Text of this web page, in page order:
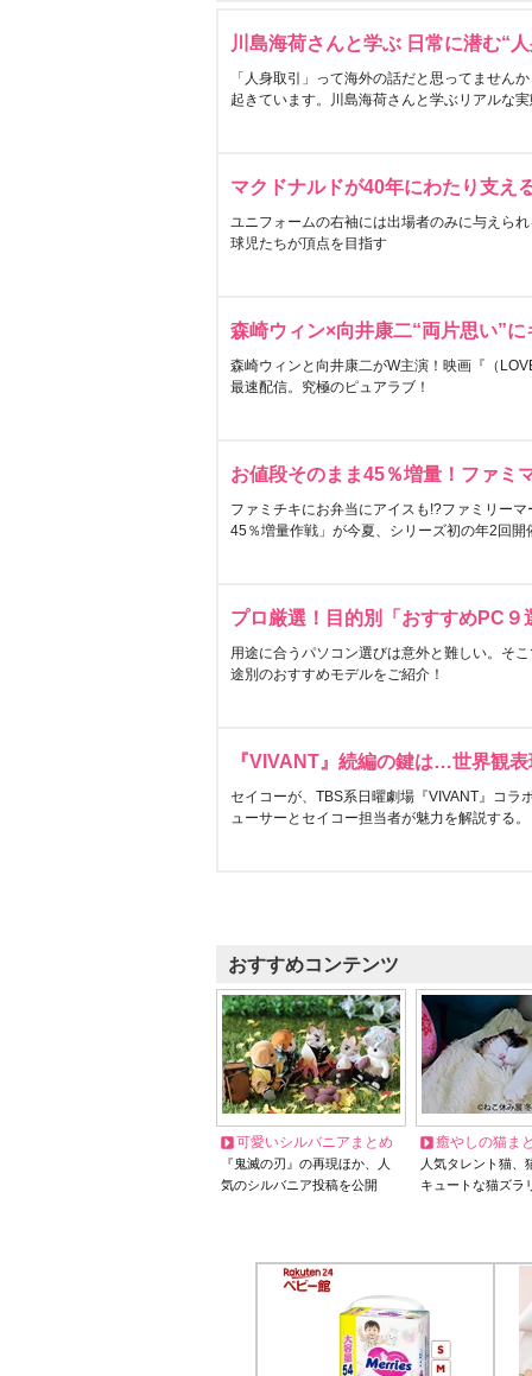
川島海荷さんと学ぶ 日常に潜む“
「人身取引」って海外の話だと思ってません
起きています。川島海荷さんと学ぶリアルな
マクドナルドが40年にわたり支え
ユニフォームの右袖には出場者のみに与えら
球児たちが頂点を目指す
森崎ウィン×向井康二“両片思い”
森崎ウィンと向井康二がW主演！映画『（
最速配信。究極のピュアラブ！
お値段そのまま45％増量！ファミ
ファミチキにお弁当にアイスも!?ファミリー
45％増量作戦」が今夏、シリーズ初の年2回開
プロ厳選！目的別「おすすめPC９
用途に合うパソコン選びは意外と難しい。そ
途別のおすすめモデルをご紹介！
『VIVANT』続編の鍵は…世界観
セイコーが、TBS系日曜劇場『VIVANT』コラ
ューサーとセイコー担当者が魅力を解説する。
おすすめコンテンツ
可愛いシルバニアまとめ
『鬼滅の刃』の再現ほか、人
気のシルバニア投稿を公開
癒やしの猫ま
人気タレント猫
キュートな猫ズラ